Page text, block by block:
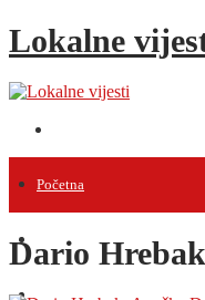
Lokalne
Početna
Vijesti
Projekti
Dario Hrebak